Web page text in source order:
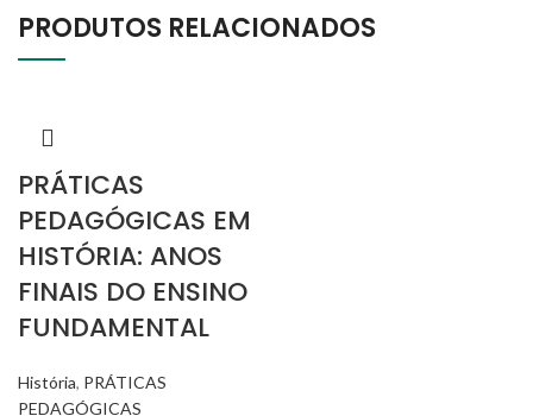
PRODUTOS RELACIONADOS
PRÁTICAS
PEDAGÓGICAS EM
HISTÓRIA: ANOS
FINAIS DO ENSINO
FUNDAMENTAL
História, PRÁTICAS
PEDAGÓGICAS